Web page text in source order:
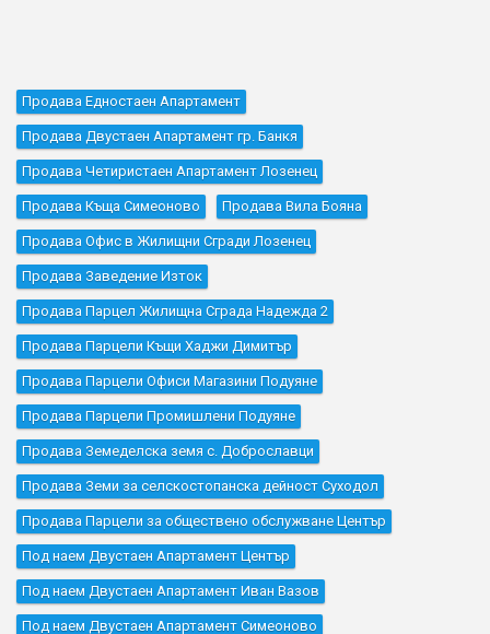
Продава Едностаен Апартамент
Продава Двустаен Апартамент гр. Банкя
Продава Четиристаен Апартамент Лозенец
Продава Къщa Симеоново Продава Вила Бояна
Продава Офис в Жилищни Сгради Лозенец
Продава Заведение Изток
Продава Парцел Жилищна Сграда Надежда 2
Продава Парцели Къщи Хаджи Димитър
Продава Парцели Офиси Магазини Подуяне
Продава Парцели Промишлени Подуяне
Продава Земеделска земя с. Доброславци
Продава Земи за селскостопанска дейност Суходол
Продава Парцели за обществено обслужване Център
Под наем Двустаен Апартамент Център
Под наем Двустаен Апартамент Иван Вазов
Под наем Двустаен Апартамент Симеоново